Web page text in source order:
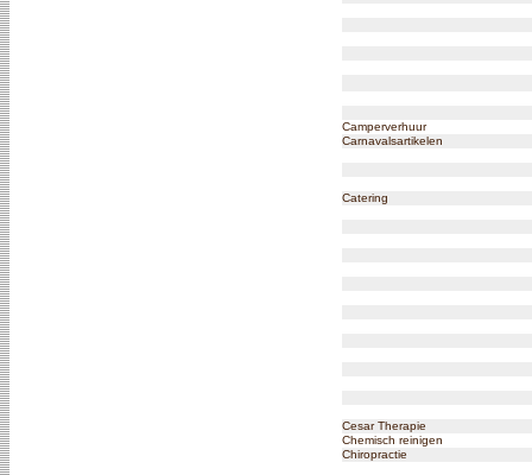
Camperverhuur
Carnavalsartikelen
Catering
Cesar Therapie
Chemisch reinigen
Chiropractie